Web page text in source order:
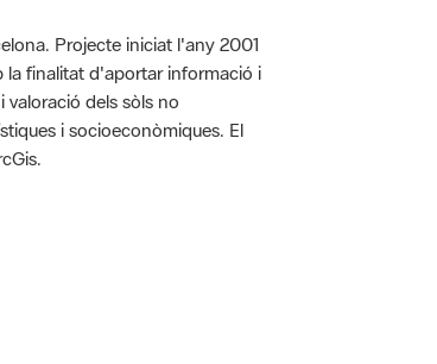
Projecte iniciat l'any 2001
la finalitat d'aportar informació i
dels sòls no
i socioeconòmiques. El